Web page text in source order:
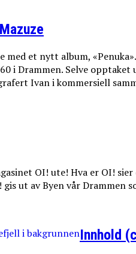
med et nytt album,
i Drammen. Selve opptaket
Ivan i kommersiell
OI! ute! Hva er OI!
gis ut av Byen vår
Innhold